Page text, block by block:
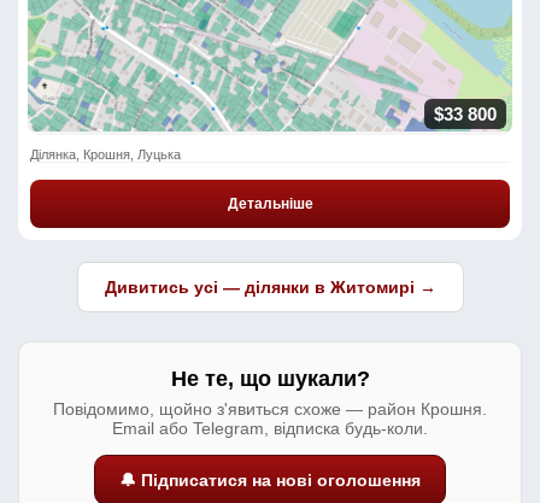
$33 800
Ділянка, Крошня, Луцька
Детальніше
Дивитись усі — ділянки в Житомирі →
Не те, що шукали?
Повідомимо, щойно з'явиться схоже — район Крошня.
Email або Telegram, відписка будь-коли.
🔔 Підписатися на нові оголошення